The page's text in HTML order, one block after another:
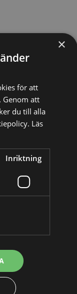
knappen nedan.
×
för att
Genom att
du till alla
Läs
Inriktning